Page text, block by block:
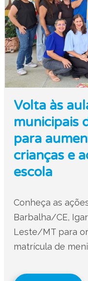
Volta às
municipais
para
crianças e
escola
Conheça as
Barbalha/CE,
Leste/MT para
matrícula de